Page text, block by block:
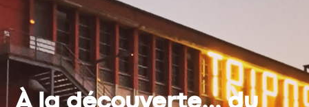
À la découverte… du